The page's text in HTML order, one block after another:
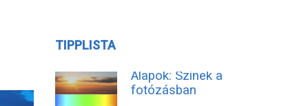
TIPPLISTA
Alapok: Színek a
fotózásban